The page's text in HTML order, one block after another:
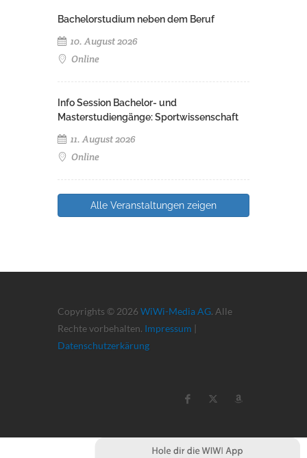
Bachelorstudium neben dem Beruf
10. August 2026
Online
Info Session Bachelor- und
Masterstudiengänge: Sportwissenschaft
11. August 2026
Online
Alle Veranstaltungen zeigen
Copyrights © 2026 WiWi-Media AG. Alle
Rechte vorbehalten. Impressum |
Datenschutzerkärung